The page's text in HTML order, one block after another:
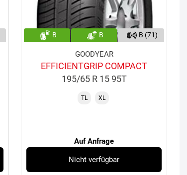
B B B (71)
GOODYEAR
EFFICIENTGRIP COMPACT
195/65 R 15 95T
TL XL
Auf Anfrage
Nicht verfügbar